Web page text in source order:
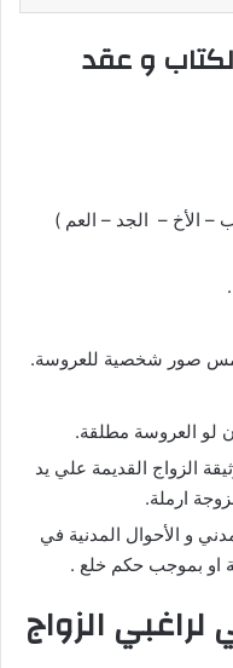
و عقد
– الأخ – الجد – العم )
صور شخصية للعروسة.
لو العروسة مطلقة.
الزواج القديمة علي يد
ارملة.
و الأحوال المدنية في
او بموجب حكم خلع .
الزواج